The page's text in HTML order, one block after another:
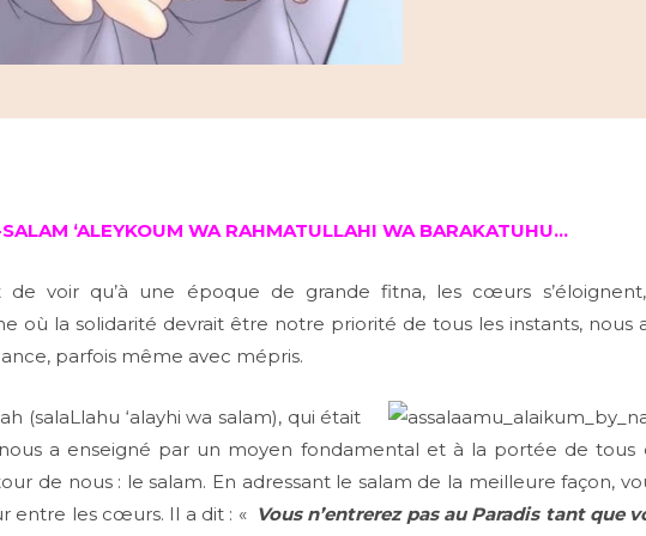
‘ALEYKOUM WA RAHMATULLAHI WA BARAKATUHU…
voir qu’à une époque de grande fitna, les cœurs
où la solidarité devrait être notre priorité de tous les instants, nous
parfois même avec mépris.
(salaLlahu ‘alayhi wa salam), qui était
a enseigné par un moyen fondamental et à la portée de tous
de nous : le salam. En adressant le salam de la meilleure façon,
entre les cœurs. Il a dit : « Vous n’entrerez pas au Paradis tant que